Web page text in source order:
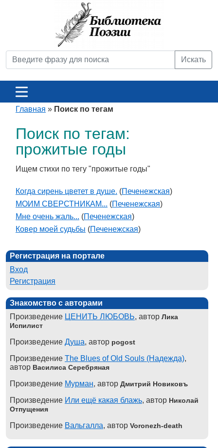
Искать
Главная » Поиск по тегам
Поиск по тегам:
прожитые годы
Ищем стихи по тегу "прожитые годы"
Когда сирень цветет в душе. (Печенежская)
МОИМ СВЕРСТНИКАМ... (Печенежская)
Мне очень жаль... (Печенежская)
Ковер моей судьбы (Печенежская)
Регистрация на портале
Вход
Регистрация
Знакомство с авторами
Произведение ЦЕНИТЬ ЛЮБОВЬ, автор Лика
Испилист
Произведение Душа, автор pogost
Произведение The Blues of Old Souls (Надежда),
автор Василиса Серебряная
Произведение Мурман, автор Дмитрий Новиковъ
Произведение Или ещё какая блажь, автор Николай
Отпущения
Произведение Вальгалла, автор Voronezh-death